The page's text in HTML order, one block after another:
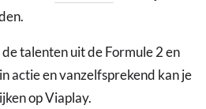
talenten uit de Formule 2 en
actie en vanzelfsprekend kan je
op Viaplay.